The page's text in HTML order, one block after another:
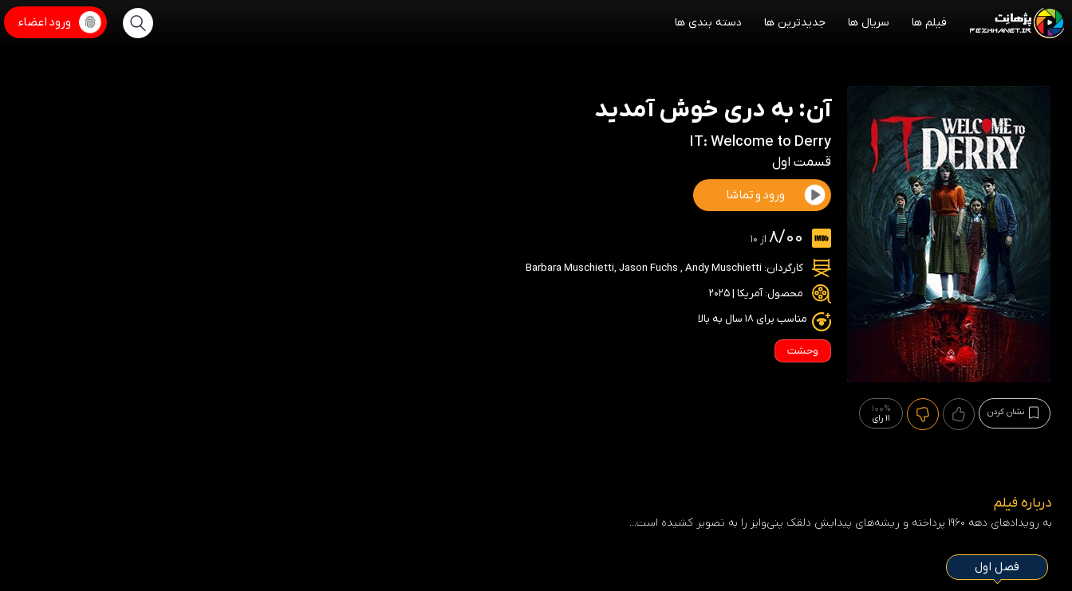
فیلم ها سریال ها جدیدترین ها دسته بندی ها ورود اعضاء
نشان کردن
100%
11 رای
آن: به دری خوش آمدید
IT: Welcome to Derry
قسمت اول
ورود و تماشا
8/00از 10
کارگردان: Barbara Muschietti,Jason Fuchs,Andy Muschietti
محصول: آمریکا | 2025
مناسب برای ۱۸ سال به بالا
وحشت
درباره فیلم
به رویدادهای دهه 1960 پرداخته و ریشه‌های پیدایش دلقک پنی‌وایز را به تصویر کشیده است…
فصل اول